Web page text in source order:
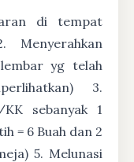
di tempat
Menyerahkan
yg telah
3.
sebanyak 1
= 6 Buah dan 2
5. Melunasi